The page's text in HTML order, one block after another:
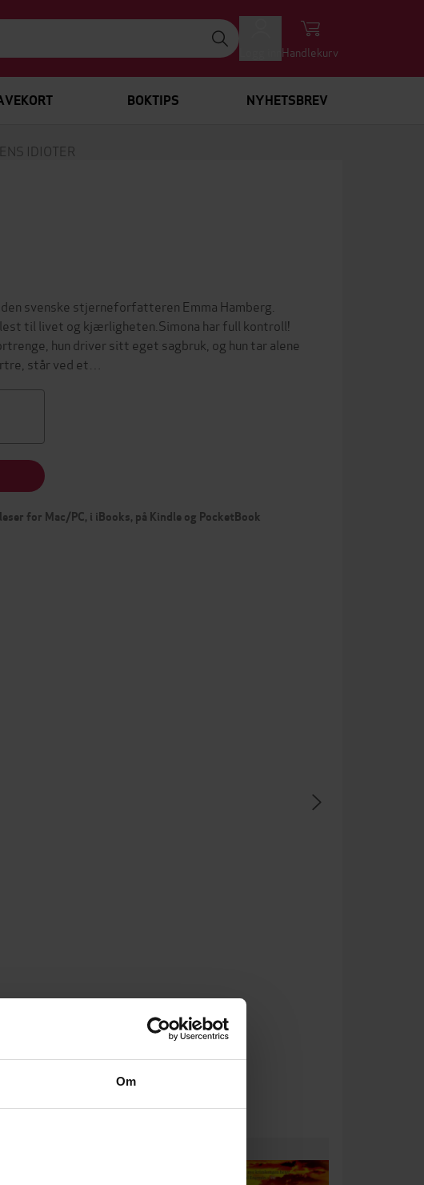
Om
Handlekurv
BOKTIPS NYHETSBREV
IDIOTER
svenske stjerneforfatteren Emma Hamberg.
til livet og kjærligheten.Simona har full kontroll!
hun driver sitt eget sagbruk, og hun tar alene
står ved et…
for Mac/PC, i iBooks, på Kindle og PocketBook